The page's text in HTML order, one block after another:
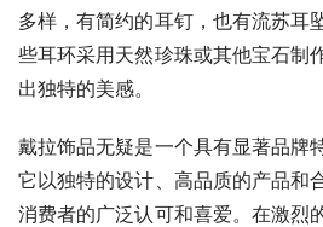
多样，有简约的耳钉，也有流苏耳
些耳环采用天然珍珠或其他宝石制
出独特的美感。
戴拉饰品无疑是一个具有显著品牌
它以独特的设计、高品质的产品和
消费者的广泛认可和喜爱。在激烈